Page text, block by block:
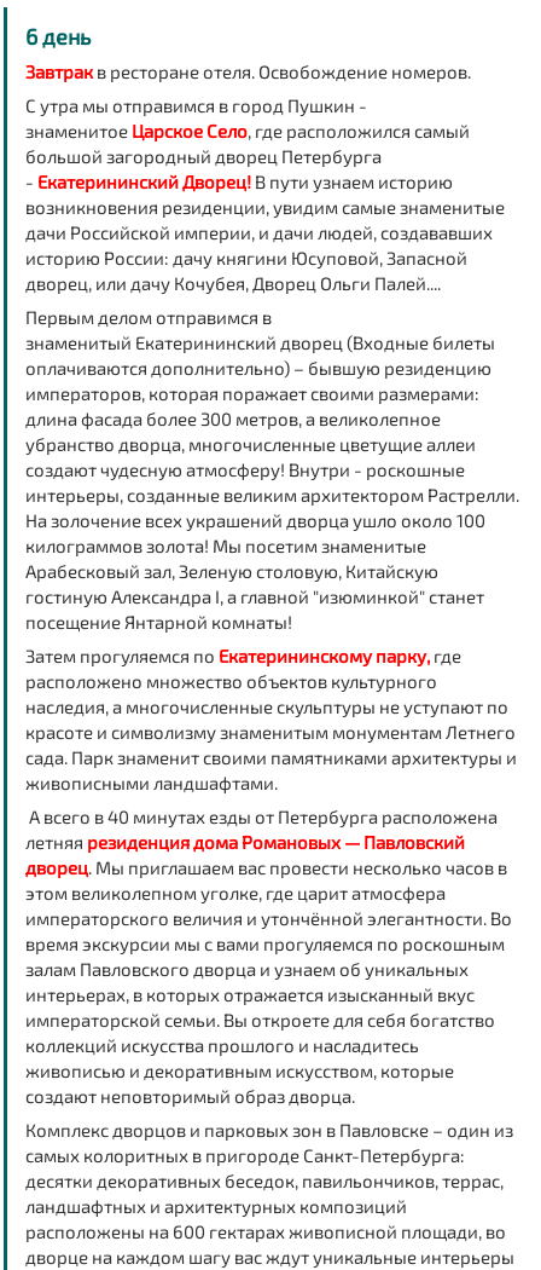
6 день
Завтрак в ресторане отеля. Освобождение номеров.
С утра мы отправимся в город Пушкин -
знаменитое Царское Село, где расположился самый
большой загородный дворец Петербурга
- Екатерининский Дворец!В пути узнаем историю
возникновения резиденции, увидим самые знаменитые
дачи Российской империи, и дачи людей, создававших
историю России: дачу княгини Юсуповой, Запасной
дворец, или дачу Кочубея, Дворец Ольги Палей....
Первым делом отправимся в
знаменитый Екатерининский дворец (Входные билеты
оплачиваются дополнительно) – бывшую резиденцию
императоров, которая поражает своими размерами:
длина фасада более 300 метров, а великолепное
убранство дворца, многочисленные цветущие аллеи
создают чудесную атмосферу! Внутри - роскошные
интерьеры, созданные великим архитектором Растрелли.
На золочение всех украшений дворца ушло около 100
килограммов золота! Мы посетим знаменитые
Арабесковый зал, Зеленую столовую, Китайскую
гостиную Александра I, а главной "изюминкой" станет
посещение Янтарной комнаты!
Затем прогуляемся по Екатерининскому парку,где
расположено множество объектов культурного
наследия, а многочисленные скульптуры не уступают по
красоте и символизму знаменитым монументам Летнего
сада. Парк знаменит своими памятниками архитектуры и
живописными ландшафтами.
А всего в 40 минутах езды от Петербурга расположена
летняя резиденция дома Романовых — Павловский
дворец. Мы приглашаем вас провести несколько часов в
этом великолепном уголке, где царит атмосфера
императорского величия и утончённой элегантности. Во
время экскурсии мы с вами прогуляемся по роскошным
залам Павловского дворцаи узнаем об уникальных
интерьерах, в которых отражается изысканный вкус
императорской семьи. Вы откроете для себя богатство
коллекций искусства прошлого и насладитесь
живописью и декоративным искусством, которые
создают неповторимый образ дворца.
Комплекс дворцов и парковых зон в Павловске– один из
самых колоритных в пригороде Санкт-Петербурга:
десятки декоративных беседок, павильончиков, террас,
ландшафтных и архитектурных композиций
расположены на 600 гектарах живописной площади, во
дворце на каждом шагу вас ждут уникальные интерьеры